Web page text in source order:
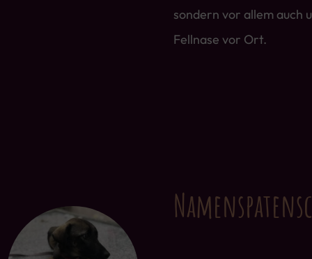
sondern vor allem auch
Fellnase vor Ort.